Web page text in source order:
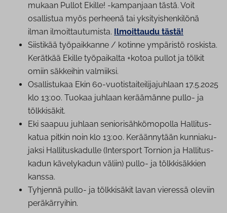
mukaan Pullot Ekille! -kampanjaan tästä. Voit
osallistua myös perheenä tai yk­si­tyis­hen­ki­lö­nä
ilman il­moit­tau­tu­mis­ta. Ilmoittaudu tästä!
Siistikää työ­paik­kan­ne / kotinne ympäristö roskista.
Kerätkää Ekille työpaikalta +kotoa pullot ja tölkit
omiin säkkeihin valmiiksi.
Osal­lis­tu­kaa Ekin 60-vuo­tis­tai­tei­li­ja­juh­laan 17.5.2025
klo 13:00. Tuokaa juhlaan keräämänne pullo- ja
tölkkisäkit.
Eki saapuu juhlaan se­nio­ri­säh­kö­mo­pol­la Hal­li­tus­
ka­tua pitkin noin klo 13:00. Ke­rään­ny­tään kun­nia­ku­
jak­si Hal­li­tus­ka­dul­le (Intersport Tornion ja Hal­li­tus­
ka­dun kävelykadun väliin) pullo- ja tölk­ki­säk­kien
kanssa.
Tyhjennä pullo- ja tölkkisäkit lavan vieressä oleviin
pe­rä­kär­ryi­hin.